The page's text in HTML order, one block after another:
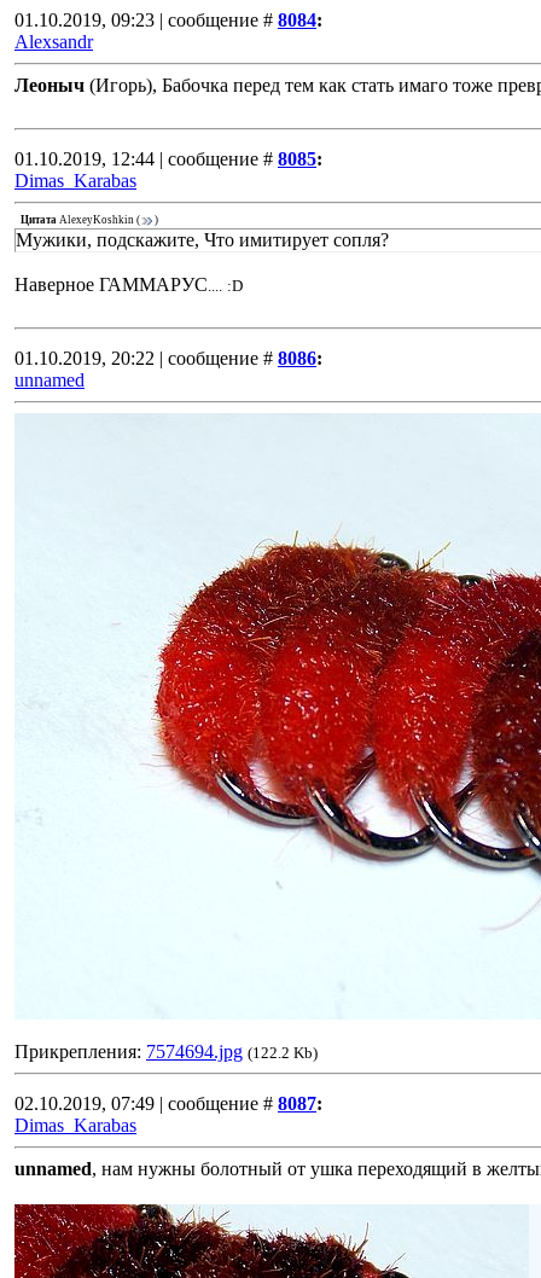
01.10.2019, 09:23 | сообщение # 8084:
Alexsandr
Леоныч (Игорь), Бабочка перед тем как стать имаго тоже
01.10.2019, 12:44 | сообщение # 8085:
Dimas_Karabas
Цитата AlexeyKoshkin ( )
Мужики, подскажите, Что имитирует сопля?
Наверное ГАММАРУС.... :D
01.10.2019, 20:22 | сообщение # 8086:
unnamed
Прикрепления: 7574694.jpg (122.2 Kb)
02.10.2019, 07:49 | сообщение # 8087:
Dimas_Karabas
unnamed, нам нужны болотный от ушка переходящий в